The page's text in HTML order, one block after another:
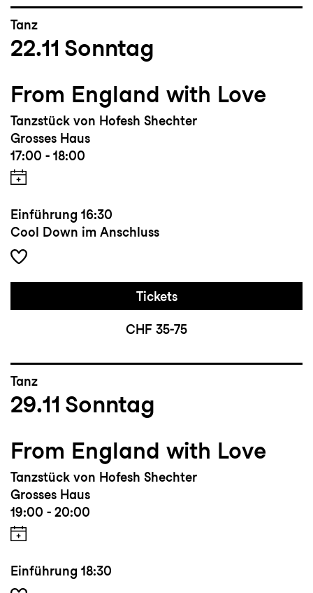
Tanz
22.11 Sonntag
From England with Love
Tanzstück von Hofesh Shechter
Grosses Haus
17:00 - 18:00
Einführung 16:30
Cool Down im Anschluss
Tickets
CHF 35-75
Tanz
29.11 Sonntag
From England with Love
Tanzstück von Hofesh Shechter
Grosses Haus
19:00 - 20:00
Einführung 18:30